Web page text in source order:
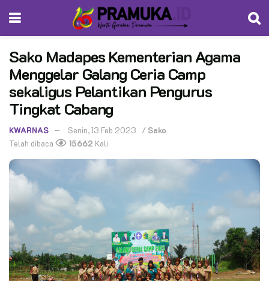
Sako Madapes Kementerian Agama
Menggelar Galang Ceria Camp
sekaligus Pelantikan Pengurus
Tingkat Cabang
KWARNAS Senin, 13 Feb 2023 / Sako
Telah dibaca
15662 Kali